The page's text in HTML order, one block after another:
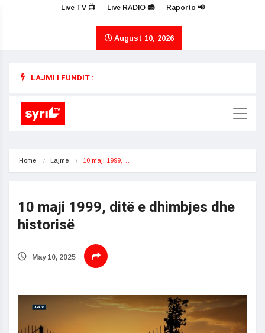
Live TV 📺 Live RADIO 📻 Raporto 📢
August 10, 2026
LAJMI I FUNDIT :
Home Lajme 10 maji 1999,…
10 maji 1999, ditë e dhimbjes dhe
historisë
May 10, 2025